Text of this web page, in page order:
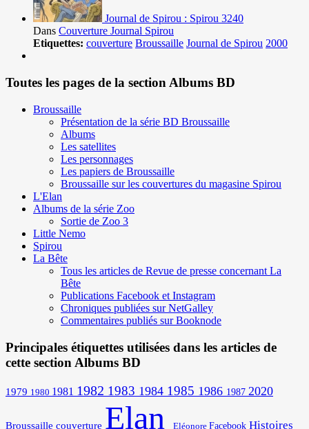
Journal de Spirou : Spirou 3240
Dans Couverture Journal Spirou
Etiquettes: couverture Broussaille Journal de Spirou 2000
Toutes les pages de la section Albums BD
Broussaille
Présentation de la série BD Broussaille
Albums
Les satellites
Les personnages
Les papiers de Broussaille
Broussaille sur les couvertures du magasine Spirou
L'Elan
Albums de la série Zoo
Sortie de Zoo 3
Little Nemo
Spirou
La Bête
Tous les articles de Revue de presse concernant La
Bête
Publications Facebook et Instagram
Chroniques publiées sur NetGalley
Commentaires publiés sur Booknode
Principales étiquettes utilisées dans les articles de
cette section Albums BD
1979 1980 1981 1982 1983 1984 1985 1986 1987 2020
Broussaille couverture Elan Eléonore Facebook Histoires